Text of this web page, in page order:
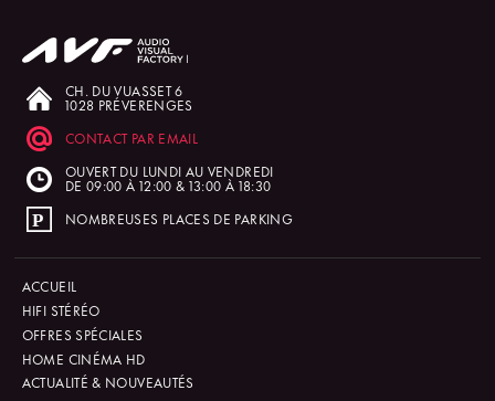
CH. DU VUASSET 6
1028 PRÉVERENGES
CONTACT PAR EMAIL
OUVERT DU LUNDI AU VENDREDI
DE 09:00 À 12:00 & 13:00 À 18:30
NOMBREUSES PLACES DE PARKING
ACCUEIL
HIFI STÉRÉO
OFFRES SPÉCIALES
HOME CINÉMA HD
ACTUALITÉ & NOUVEAUTÉS